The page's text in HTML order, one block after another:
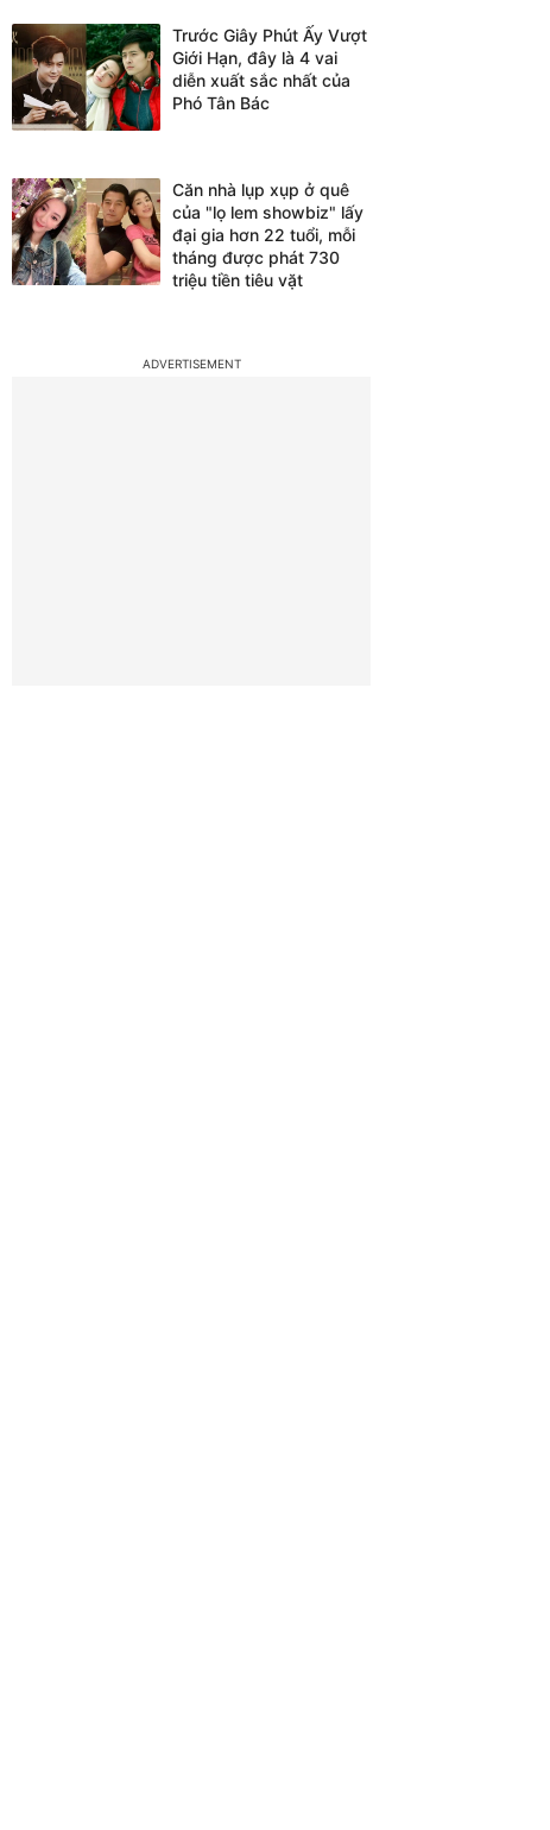
Trước Giây Phút Ấy Vượt
Giới Hạn, đây là 4 vai
diễn xuất sắc nhất của
Phó Tân Bác
Căn nhà lụp xụp ở quê
của "lọ lem showbiz" lấy
đại gia hơn 22 tuổi, mỗi
tháng được phát 730
triệu tiền tiêu vặt